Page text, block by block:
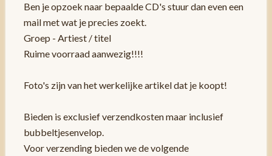
Ben je opzoek naar bepaalde CD's stuur dan even een
mail met wat je precies zoekt.
Groep - Artiest / titel
Ruime voorraad aanwezig!!!!
Foto's zijn van het werkelijke artikel dat je koopt!
Bieden is exclusief verzendkosten maar inclusief
bubbeltjesenvelop.
Voor verzending bieden we de volgende